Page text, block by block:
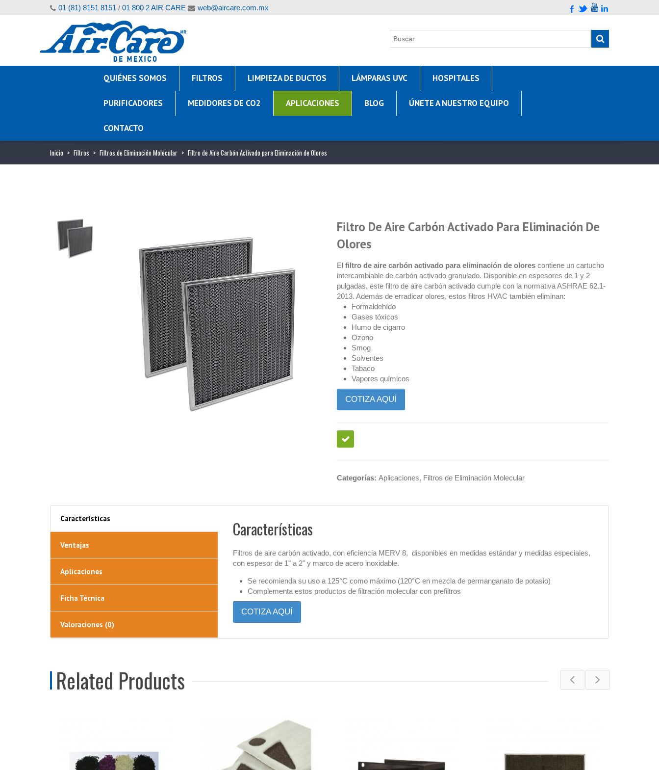
01 (81) 8151 8151 / 01 800 2 AIR CARE web@aircare.com.mx
QUIÉNES SOMOS FILTROS LIMPIEZA DE DUCTOS LÁMPARAS UVC HOSPITALES
PURIFICADORES MEDIDORES DE CO2 APLICACIONES BLOG ÚNETE A NUESTRO EQUIPO
CONTACTO
Inicio > Filtros > Filtros de Eliminación Molecular > Filtro de Aire Carbón Activado para Eliminación de Olores
Filtro De Aire Carbón Activado Para Eliminación De
Olores
El filtro de aire carbón activado para eliminación de olores contiene un cartucho
intercambiable de carbón activado granulado. Disponible en espesores de 1 y 2
pulgadas, este filtro de aire carbón activado cumple con la normativa ASHRAE 62.1-
2013. Además de erradicar olores, estos filtros HVAC también eliminan:
Formaldehído
Gases tóxicos
Humo de cigarro
Ozono
Smog
Solventes
Tabaco
Vapores químicos
COTIZA AQUÍ
Categorías: Aplicaciones, Filtros de Eliminación Molecular
Características
Ventajas
Aplicaciones
Ficha Técnica
Valoraciones (0)
Características
Filtros de aire carbón activado, con eficiencia MERV 8, disponibles en medidas estándar y medidas especiales,
con espesor de 1" a 2" y marco de acero inoxidable.
Se recomienda su uso a 125°C como máximo (120°C en mezcla de permanganato de potasio)
Complementa estos productos de filtración molecular con prefiltros
COTIZA AQUÍ
Related Products